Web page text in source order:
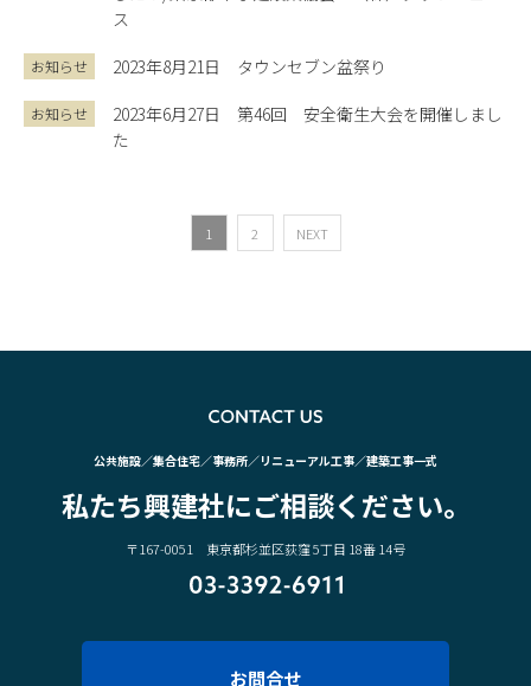
ス
お知らせ 2023年8月21日 タウンセブン盆祭り
お知らせ 2023年6月27日
第46回 安全衛生大会を開催しまし
た
1 2 NEXT
公共施設／集合住宅／事務所／リニューアル工事／建築工事一式
私たち興建社にご相談ください。
〒167-0051 東京都杉並区荻窪 5丁目 18番 14号
03-3392-6911
お問合せ